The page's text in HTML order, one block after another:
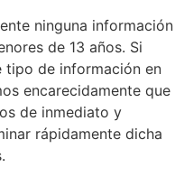
ninguna información
de 13 años. Si
tipo de información en
encarecidamente que
de inmediato y
rápidamente dicha